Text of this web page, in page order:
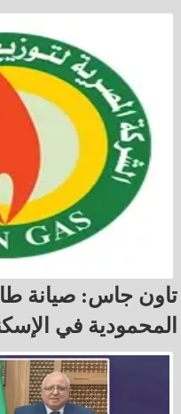
تاون جاس: صيانة
المحمودية في